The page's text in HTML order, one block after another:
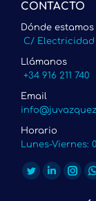
CONTACTO
Dónde estamos
C/ Electricidad
Llámanos
+34 916 211 740
Email
Horario
Lunes-Viernes:
Encuéntranos
TwitterLinkedin